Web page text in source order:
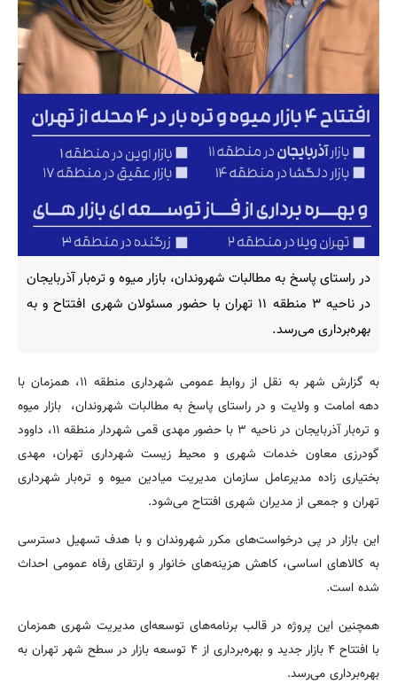
در راستای پاسخ به مطالبات شهروندان، بازار میوه و تره‌بار آذربایجان
در ناحیه ۳ منطقه ۱۱ تهران با حضور مسئولان شهری افتتاح و به
بهره‌برداری می‌رسد.
به گزارش شهر به نقل از روابط عمومی شهرداری منطقه ۱۱، همزمان با
دهه امامت و ولایت و در راستای پاسخ به مطالبات شهروندان، بازار میوه
و تره‌بار آذربایجان در ناحیه ۳ با حضور مهدی قمی شهردار منطقه ۱۱، داوود
گودرزی معاون خدمات شهری و محیط زیست شهرداری تهران، مهدی
بختیاری زاده مدیرعامل سازمان مدیریت میادین میوه و تره‌بار شهرداری
تهران و جمعی از مدیران شهری افتتاح می‌شود.
این بازار در پی درخواست‌های مکرر شهروندان و با هدف تسهیل دسترسی
به کالاهای اساسی، کاهش هزینه‌های خانوار و ارتقای رفاه عمومی احداث
شده است.
همچنین این پروژه در قالب برنامه‌های توسعه‌ای مدیریت شهری همزمان
با افتتاح ۴ بازار جدید و بهره‌برداری از ۴ توسعه بازار در سطح شهر تهران به
بهره‌برداری می‌رسد.